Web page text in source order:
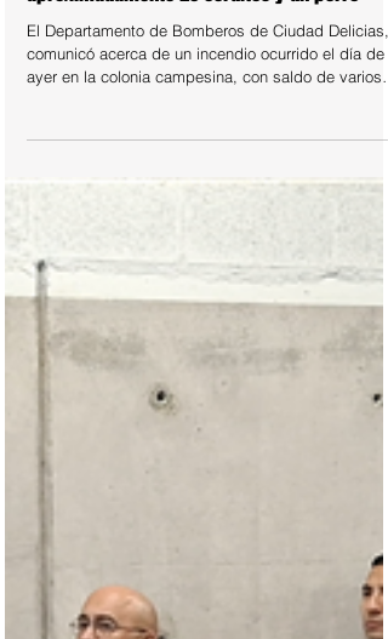
hace 2 días
POLICIACA
Incendio arrasa con trochileras en la colonia
aproximadamente 20 cerditos y un perro
comunicó acerca de un incendio ocurrido el día de
animales de corral lesionados y otros más sin vida